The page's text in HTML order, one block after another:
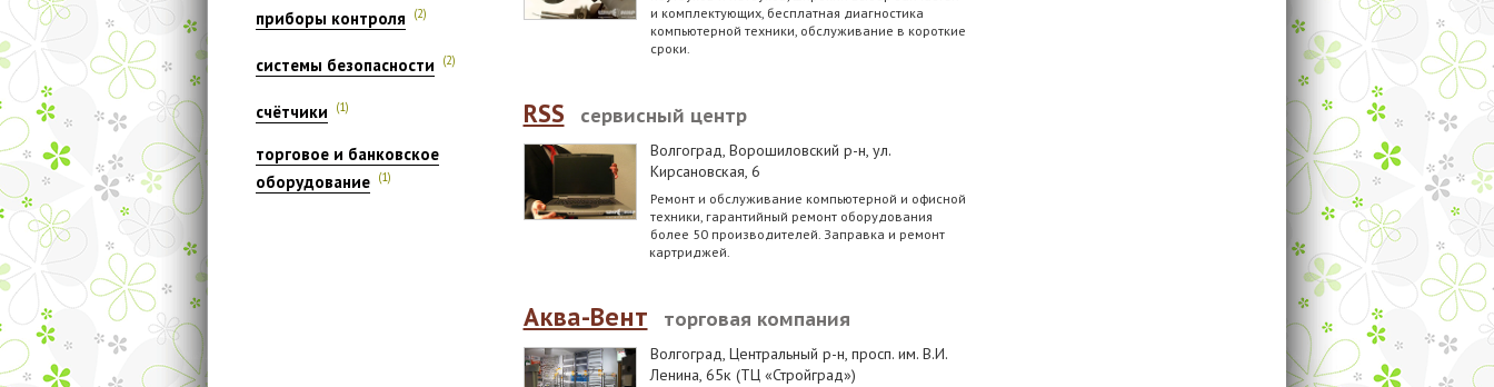
приборы контроля (2)
системы безопасности (2)
счётчики (1)
торговое и банковское
оборудование
(1)
и комплектующих, бесплатная диагностика
компьютерной техники, обслуживание в короткие
сроки.
RSS сервисный центр
Волгоград, Ворошиловский р-н, ул.
Кирсановская, 6
Ремонт и обслуживание компьютерной и офисной
техники, гарантийный ремонт оборудования
более 50 производителей. Заправка и ремонт
картриджей.
Аква-Вент торговая компания
Волгоград, Центральный р-н, просп. им. В.И.
Ленина, 65к (ТЦ «Стройград»)